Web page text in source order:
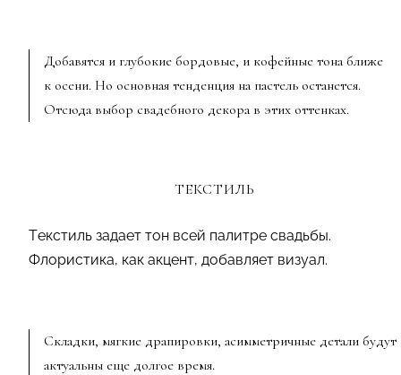
Добавятся и глубокие бордовые, и кофейные тона ближе
к осени. Но основная тенденция на пастель останется.
Отсюда выбор свадебного декора в этих оттенках.
ТЕКСТИЛЬ
Текстиль задает тон всей палитре свадьбы.
Флористика, как акцент, добавляет визуал.
Складки, мягкие драпировки, асимметричные детали будут
актуальны еще долгое время.